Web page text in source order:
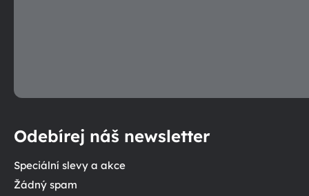
Odebírej náš newsletter
Speciální slevy a akce
Žádný spam